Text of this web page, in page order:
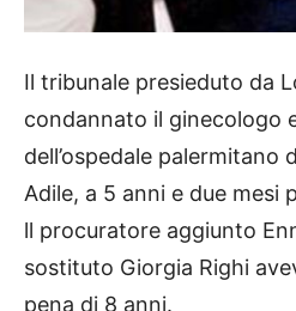
Il tribunale presieduto da
condannato il ginecologo
dell’ospedale palermitano
Adile, a 5 anni e due mesi
ll procuratore aggiunto
sostituto Giorgia Righi
pena di 8 anni.